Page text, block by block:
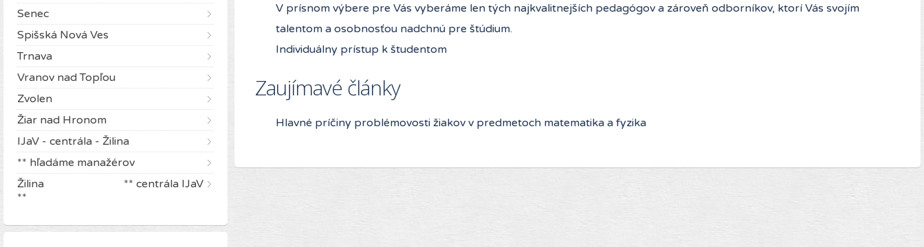
V prísnom výbere pre Vás vyberáme len tých najkvalitnejších pedagógov a zároveň odborníkov, ktorí Vás svojím
talentom a osobnosťou nadchnú pre štúdium.
Individuálny prístup k študentom
Zaujímavé články
Hlavné príčiny problémovosti žiakov v predmetoch matematika a fyzika
Senec
Spišská Nová Ves
Trnava
Vranov nad Topľou
Zvolen
Žiar nad Hronom
IJaV - centrála - Žilina
** hľadáme manažérov
Žilina ** centrála IJaV
**